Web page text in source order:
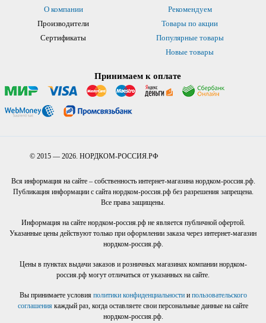
О компании
Производители
Сертификаты
Рекомендуем
Товары по акции
Популярные товары
Новые товары
Принимаем к оплате
© 2015 — 2026. НОРДКОМ-РОССИЯ.РФ
Вся информация на сайте – собственность интернет-магазина нордком-россия.рф.
Публикация информации с сайта нордком-россия.рф без разрешения запрещена.
Все права защищены.
Информация на сайте нордком-россия.рф не является публичной офертой.
Указанные цены действуют только при оформлении заказа через интернет-магазин
нордком-россия.рф.
Цены в пунктах выдачи заказов и розничных магазинах компании нордком-
россия.рф могут отличаться от указанных на сайте.
Вы принимаете условия политики конфиденциальностии пользовательского
соглашения каждый раз, когда оставляете свои персональные данные на сайте
нордком-россия.рф.